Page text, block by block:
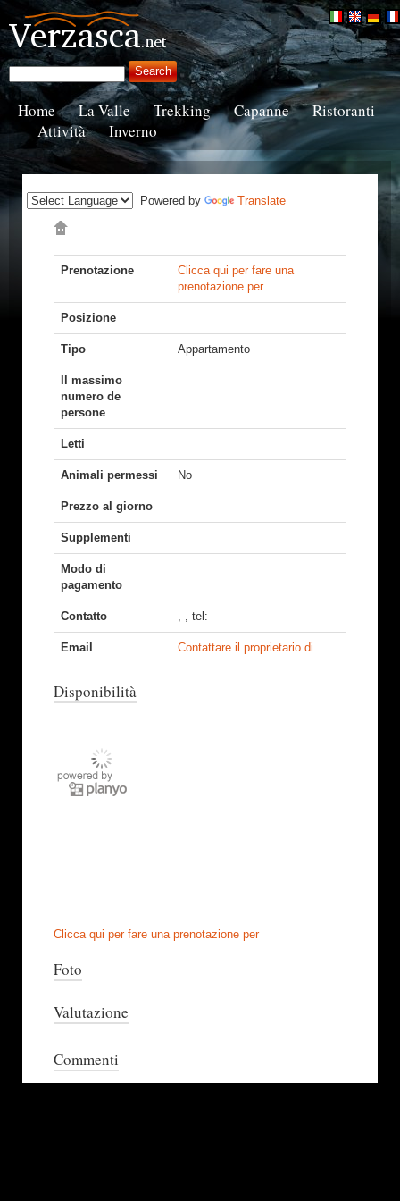
Home La Valle Trekking Capanne
Ristoranti
Attività
Inverno
Powered by Translate
Prenotazione
Clicca qui per fare una
prenotazione per
Posizione
Tipo Appartamento
Il massimo
numero de
persone
Letti
Animali permessi No
Prezzo al giorno
Supplementi
Modo di
pagamento
Contatto , , tel:
Email Contattare il proprietario di
Disponibilità
Clicca qui per fare una prenotazione per
Foto
Valutazione
Commenti